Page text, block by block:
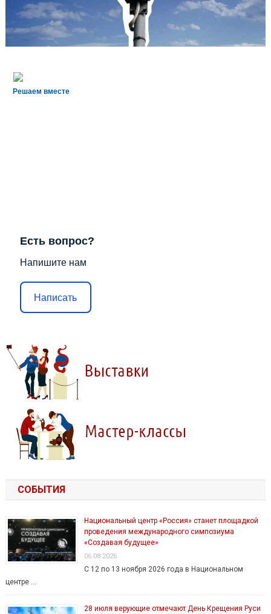
Решаем вместе
Есть вопрос?
Напишите нам
Написать
СОБЫТИЯ
Национальный центр «Россия» станет площадкой
проведения международного симпозиума
«Создавая будущее»
06.08.2026
С 12 по 13 ноября 2026 года в Национальном
центре …
28 июля верующие отмечают День Крещения Руси